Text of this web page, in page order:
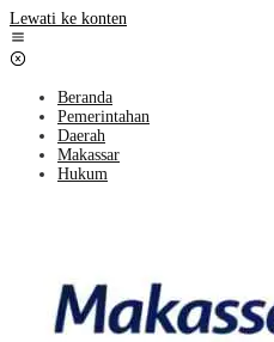
Lewati ke konten
Beranda
Pemerintahan
Daerah
Makassar
Hukum